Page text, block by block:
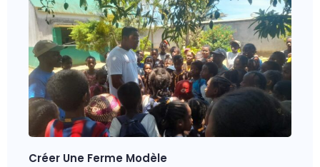
Créer Une Ferme Modèle